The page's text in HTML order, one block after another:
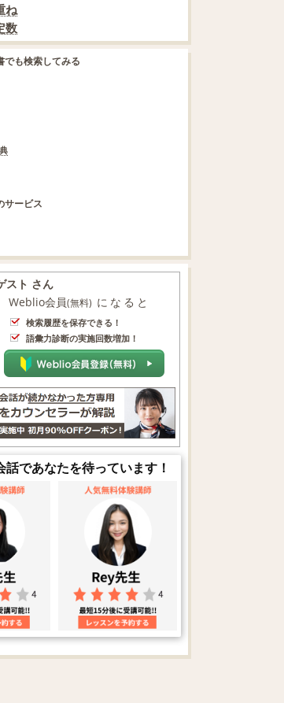
ね
数
も検索してみる
ービス
スト さん
Weblio会員(無料) になると
検索履歴を保存できる！
語彙力診断の実施回数増加！
であなたを待っています！